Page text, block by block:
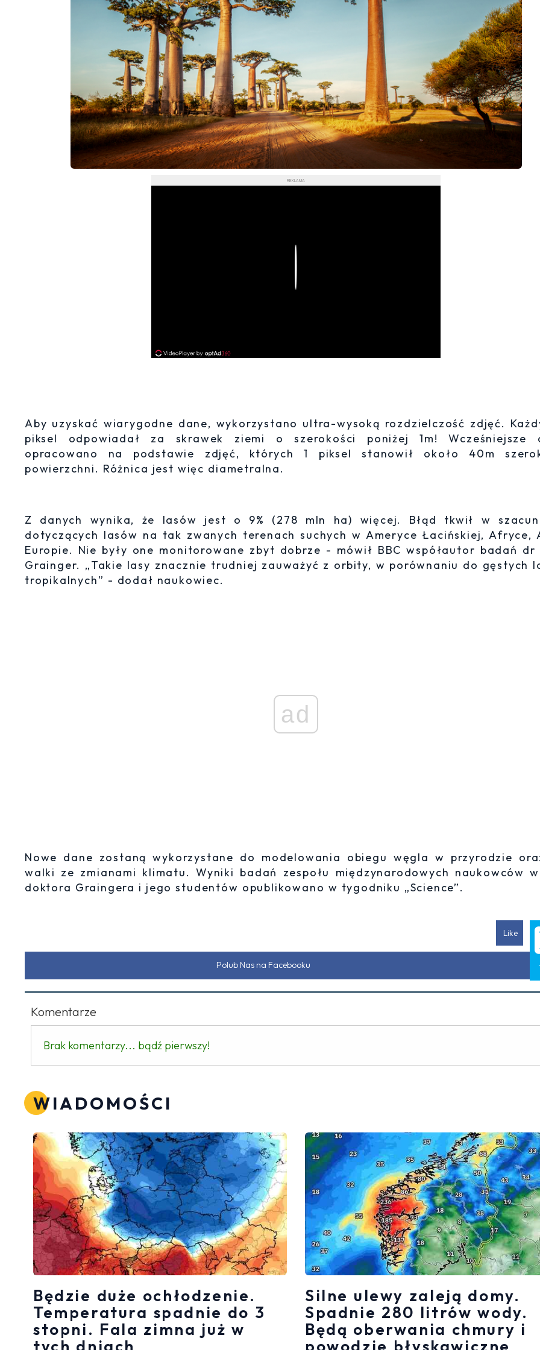
REKLAMA
Aby uzyskać wiarygodne dane, wykorzystano ultra-wysoką rozdzielczość zdjęć.
piksel odpowiadał za skrawek ziemi o szerokości poniżej 1m! Wcześniejsze
opracowano na podstawie zdjęć, których 1 piksel stanowił około 40m
powierzchni. Różnica jest więc diametralna.
Z danych wynika, że lasów jest o 9% (278 mln ha) więcej. Błąd tkwił w
dotyczących lasów na tak zwanych terenach suchych w Ameryce Łacińskiej, Afryce,
Europie. Nie były one monitorowane zbyt dobrze - mówił BBC współautor badań dr
Grainger. „Takie lasy znacznie trudniej zauważyć z orbity, w porównaniu do gęstych
tropikalnych” - dodał naukowiec.
ad
Nowe dane zostaną wykorzystane do modelowania obiegu węgla w przyrodzie
walki ze zmianami klimatu. Wyniki badań zespołu międzynarodowych naukowców
doktora Graingera i jego studentów opublikowano w tygodniku „Science”.
Like
Polub Nas na Facebooku
Komentarze
Brak komentarzy... bądź pierwszy!
WIADOMOŚCI
Będzie duże ochłodzenie.
Temperatura spadnie do 3
stopni. Fala zimna już w
Silne ulewy zaleją domy.
Spadnie 280 litrów wody.
Będą oberwania chmury i